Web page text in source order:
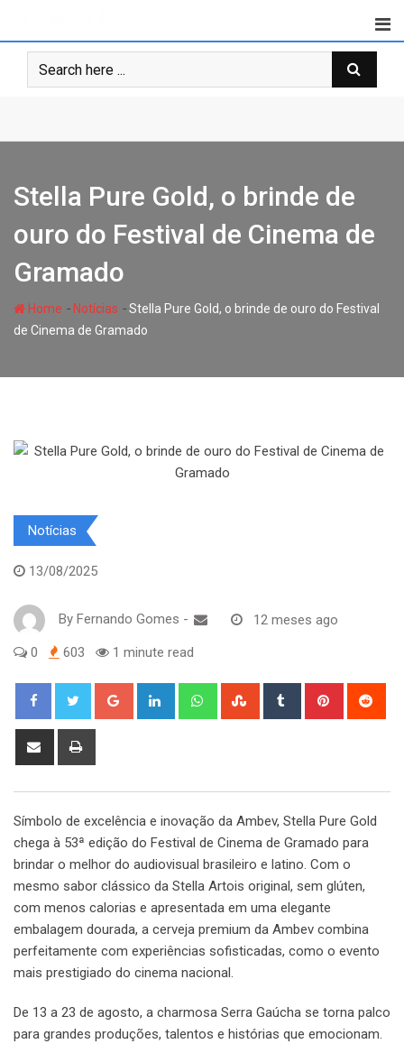
content
Stella Pure Gold, o brinde de
ouro do Festival de Cinema de
Gramado
Home - Notícias -Stella Pure Gold, o brinde de ouro do Festival
de Cinema de Gramado
Notícias
13/08/2025
By Fernando Gomes - 12 meses ago
0 603 1 minute read
Google+ LinkedIn WhatsappStumbleUpon
Tumblr Pinterest
Share
Símbolo de excelência e inovação da Ambev, Stella Pure Gold
chega à 53ª edição do Festival de Cinema de Gramado para
brindar o melhor do audiovisual brasileiro e latino. Com o
mesmo sabor clássico da Stella Artois original, sem glúten,
com menos calorias e apresentada em uma elegante
embalagem dourada, a cerveja premium da Ambev combina
perfeitamente com experiências sofisticadas, como o evento
mais prestigiado do cinema nacional.
De 13 a 23 de agosto, a charmosa Serra Gaúcha se torna palco
para grandes produções, talentos e histórias que emocionam.